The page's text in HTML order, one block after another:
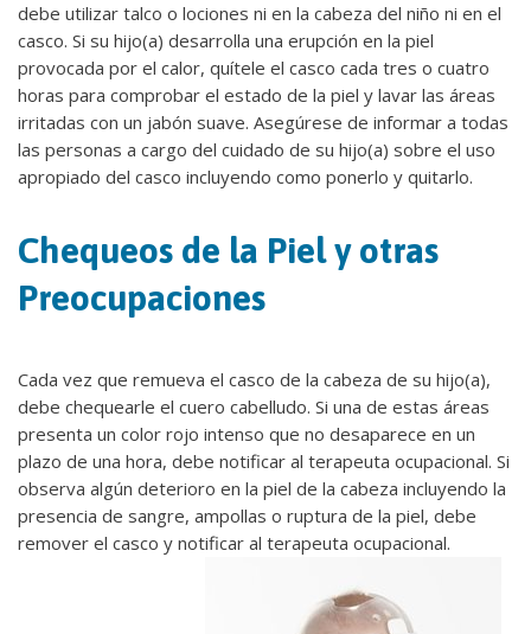
debe utilizar talco o lociones ni en la cabeza del niño ni en el
casco. Si su hijo(a) desarrolla una erupción en la piel
provocada por el calor, quítele el casco cada tres o cuatro
horas para comprobar el estado de la piel y lavar las áreas
irritadas con un jabón suave. Asegúrese de informar a todas
las personas a cargo del cuidado de su hijo(a) sobre el uso
apropiado del casco incluyendo como ponerlo y quitarlo.
Chequeos de la Piel y otras
Preocupaciones
Cada vez que remueva el casco de la cabeza de su hijo(a),
debe chequearle el cuero cabelludo. Si una de estas áreas
presenta un color rojo intenso que no desaparece en un
plazo de una hora, debe notificar al terapeuta ocupacional. Si
observa algún deterioro en la piel de la cabeza incluyendo la
presencia de sangre, ampollas o ruptura de la piel, debe
remover el casco y notificar al terapeuta ocupacional.